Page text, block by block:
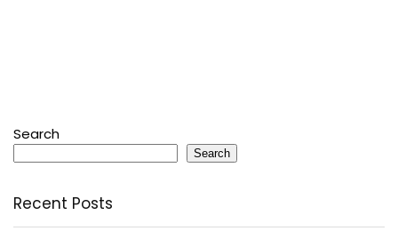
Search
Search
Recent Posts